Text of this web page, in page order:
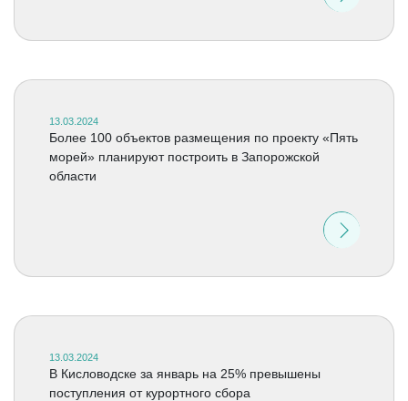
13.03.2024
Более 100 объектов размещения по проекту «Пять
морей» планируют построить в Запорожской
области
13.03.2024
В Кисловодске за январь на 25% превышены
поступления от курортного сбора